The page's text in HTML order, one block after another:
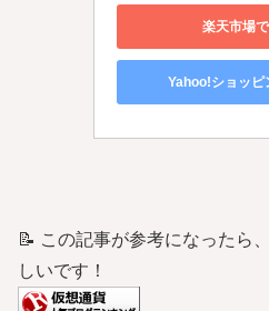
楽天市場
Yahoo!ショッピ
📝 この記事が参考になったら
しいです！